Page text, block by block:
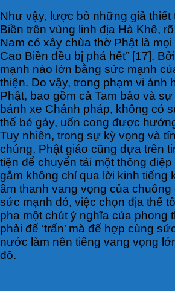
Như vậy, lược bỏ những giả thiết
Biền trên vùng linh địa Hà Khê,
Nam có xây chùa thờ Phật là
Cao Biền đều bị phá hết” [17].
mạnh nào lớn bằng sức mạnh
thiện. Do vậy, trong phạm vi ảnh
Phật, bao gồm cả Tam bảo và
bánh xe Chánh pháp, không có
thể bẻ gảy, uốn cong được
Tuy nhiên, trong sự kỳ vọng và
chúng, Phật giáo cũng dựa trên
tiện để chuyển tải một thông
gắm không chỉ qua lời kinh tiếng
âm thanh vang vọng của
sức mạnh đó, việc chọn địa thế
pha một chút ý nghĩa của phong
phải để ‘trấn’ mà để hợp cùng
nước làm nên tiếng vang vọng
đô.